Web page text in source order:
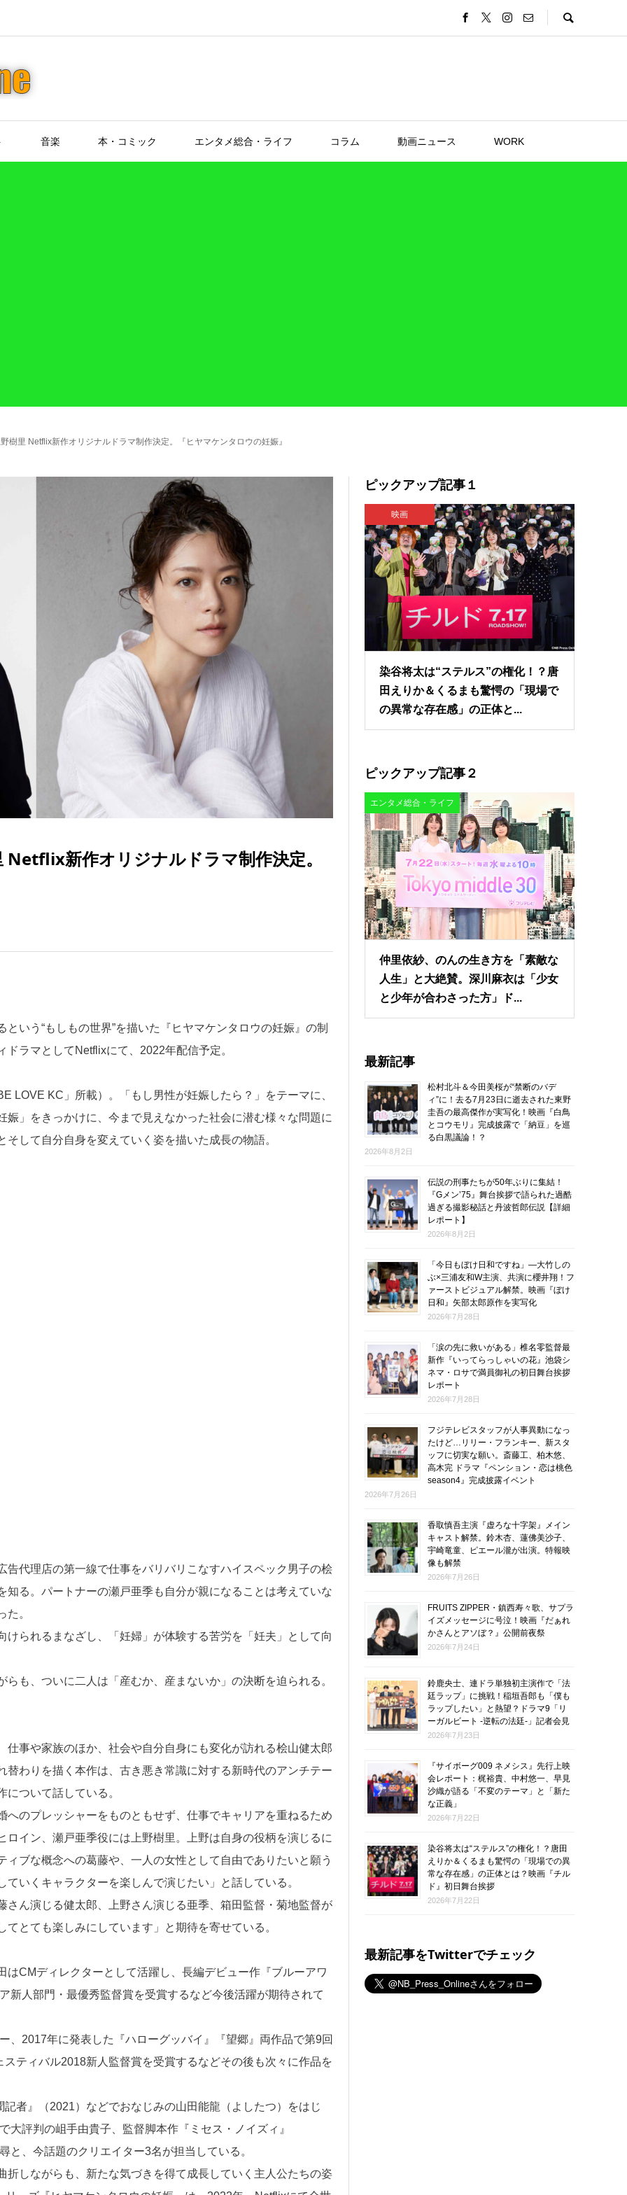
音楽 本・コミック エンタメ総合・ライフ コラム 動画ニュース WORK
樹里 Netflix新作オリジナルドラマ制作決定。『ヒヤマケンタロウの妊娠』
新作オリジナルドラマ制作決定。
いう“もしもの世界”を描いた『ヒヤマケンタロウの妊娠』の制
ラマとしてNetflixにて、2022年配信予定。
LOVE KC」所載）。「もし男性が妊娠したら？」をテーマに、
」をきっかけに、今まで見えなかった社会に潜む様々な問題に
して自分自身を変えていく姿を描いた成長の物語。
代理店の第一線で仕事をバリバリこなすハイスペック男子の桧
る。パートナーの瀬戸亜季も自分が親になることは考えていな
。
られるまなざし、「妊婦」が体験する苦労を「妊夫」として向
も、ついに二人は「産むか、産まないか」の決断を迫られる。
事や家族のほか、社会や自分自身にも変化が訪れる桧山健太郎
わりを描く本作は、古き悪き常識に対する新時代のアンチテー
ついて話している。
のプレッシャーをものともせず、仕事でキャリアを重ねるため
イン、瀬戸亜季役には上野樹里。上野は自身の役柄を演じるに
ブな概念への葛藤や、一人の女性として自由でありたいと願う
いくキャラクターを楽しんで演じたい」と話している。
ん演じる健太郎、上野さん演じる亜季、箱田監督・菊地監督が
とても楽しみにしています」と期待を寄せている。
CMディレクターとして活躍し、長編デビュー作『ブルーアワ
新人部門・最優秀監督賞を受賞するなど今後活躍が期待されて
2017年に発表した『ハローグッバイ』『望郷』両作品で第9回
ティバル2018新人監督賞を受賞するなどその後も次々に作品を
者』（2021）などでおなじみの山田能龍（よしたつ）をはじ
評判の岨手由貴子、監督脚本作『ミセス・ノイズィ』
、今話題のクリエイター3名が担当している。
しながらも、新たな気づきを得て成長していく主人公たちの姿
ピックアップ記事１
映画
染谷将太は“ステルス”の権化！？唐
田えりか＆くるまも驚愕の「現場で
の異常な存在感」の正体と...
ピックアップ記事２
エンタメ総合・ライフ
仲里依紗、のんの生き方を「素敵な
人生」と大絶賛。深川麻衣は「少女
と少年が合わさった方」ド...
最新記事
松村北斗＆今田美桜が“禁断のバデ
ィ”に！去る7月23日に逝去された東野
圭吾の最高傑作が実写化！映画『白鳥
とコウモリ』完成披露で「納豆」を巡
る白黒議論！？
2026年8月2日
伝説の刑事たちが50年ぶりに集結！
『Gメン’75』舞台挨拶で語られた過酷
過ぎる撮影秘話と丹波哲郎伝説【詳細
レポート】
2026年8月2日
「今日もぼけ日和ですね」―大竹しの
ぶ×三浦友和W主演、共演に櫻井翔！フ
ァーストビジュアル解禁。映画『ぼけ
日和』矢部太郎原作を実写化
2026年7月28日
「涙の先に救いがある」椎名零監督最
新作『いってらっしゃいの花』池袋シ
ネマ・ロサで満員御礼の初日舞台挨拶
レポート
2026年7月28日
フジテレビスタッフが人事異動になっ
たけど…リリー・フランキー、新スタ
ッフに切実な願い。斎藤工、柏木悠、
高木完 ドラマ『ペンション・恋は桃色
season4』完成披露イベント
2026年7月26日
香取慎吾主演『虚ろな十字架』メイン
キャスト解禁。鈴木杏、蓮佛美沙子、
宇崎竜童、ピエール瀧が出演。特報映
像も解禁
2026年7月26日
FRUITS ZIPPER・鎮西寿々歌、サプラ
イズメッセージに号泣！映画『だぁれ
かさんとアソぼ？』公開前夜祭
2026年7月24日
鈴鹿央士、連ドラ単独初主演作で「法
廷ラップ」に挑戦！稲垣吾郎も「僕も
ラップしたい」と熱望？ドラマ9「リ
ーガルビート -逆転の法廷-」記者会見
2026年7月23日
『サイボーグ009 ネメシス』先行上映
会レポート：梶裕貴、中村悠一、早見
沙織が語る「不変のテーマ」と「新た
な正義」
2026年7月22日
染谷将太は“ステルス”の権化！？唐田
えりか＆くるまも驚愕の「現場での異
常な存在感」の正体とは？映画『チル
ド』初日舞台挨拶
2026年7月22日
最新記事をTwitterでチェック